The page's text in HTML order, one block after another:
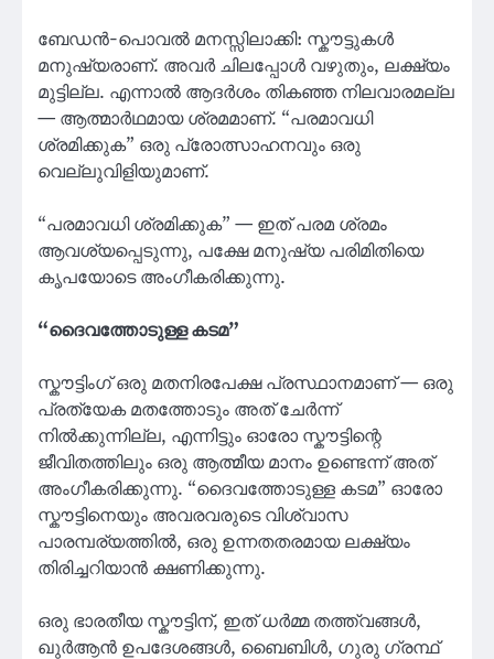
ബേഡൻ-പൊവൽ മനസ്സിലാക്കി: സ്കൗട്ടുകൾ
മനുഷ്യരാണ്. അവർ ചിലപ്പോൾ വഴുതും, ലക്ഷ്യം
മുട്ടില്ല. എന്നാൽ ആദർശം തികഞ്ഞ നിലവാരമല്ല
— ആത്മാർഥമായ ശ്രമമാണ്. “പരമാവധി
ശ്രമിക്കുക” ഒരു പ്രോത്സാഹനവും ഒരു
വെല്ലുവിളിയുമാണ്.
“പരമാവധി ശ്രമിക്കുക” — ഇത് പരമ ശ്രമം
ആവശ്യപ്പെടുന്നു, പക്ഷേ മനുഷ്യ പരിമിതിയെ
കൃപയോടെ അംഗീകരിക്കുന്നു.
“ദൈവത്തോടുള്ള കടമ”
സ്കൗട്ടിംഗ് ഒരു മതനിരപേക്ഷ പ്രസ്ഥാനമാണ് — ഒരു
പ്രത്യേക മതത്തോടും അത് ചേർന്ന്
നിൽക്കുന്നില്ല, എന്നിട്ടും ഓരോ സ്കൗട്ടിന്റെ
ജീവിതത്തിലും ഒരു ആത്മീയ മാനം ഉണ്ടെന്ന് അത്
അംഗീകരിക്കുന്നു. “ദൈവത്തോടുള്ള കടമ” ഓരോ
സ്കൗട്ടിനെയും അവരവരുടെ വിശ്വാസ
പാരമ്പര്യത്തിൽ, ഒരു ഉന്നതതരമായ ലക്ഷ്യം
തിരിച്ചറിയാൻ ക്ഷണിക്കുന്നു.
ഒരു ഭാരതീയ സ്കൗട്ടിന്, ഇത് ധർമ്മ തത്ത്വങ്ങൾ,
ഖുർആൻ ഉപദേശങ്ങൾ, ബൈബിൾ, ഗുരു ഗ്രന്ഥ്